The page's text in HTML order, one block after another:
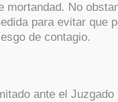
mortandad. No
para evitar que
de contagio.
ante el